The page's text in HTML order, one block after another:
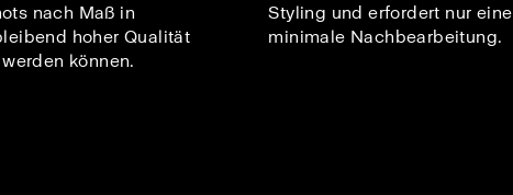
nach Maß in
hoher Qualität
können.
Styling und erfordert nur eine
minimale Nachbearbeitung.